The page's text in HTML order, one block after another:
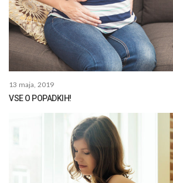
13 maja, 2019
VSE O POPADKIH!